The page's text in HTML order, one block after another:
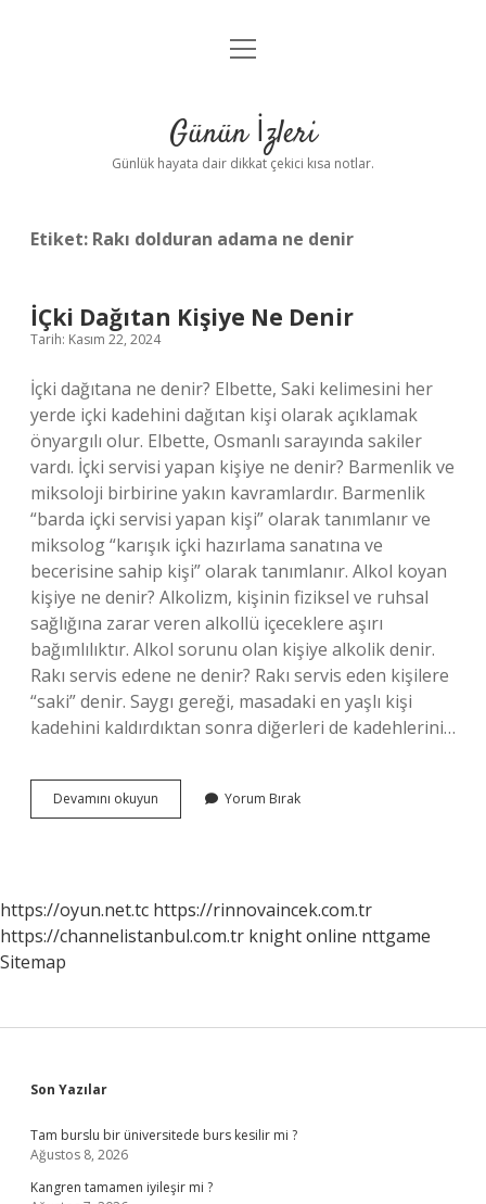
Anasayfa
Yasal Uyarı
menüyü
Günün İzleri
Günlük hayata dair dikkat çekici kısa notlar.
Etiket: Rakı dolduran adama ne denir
İÇki Dağıtan Kişiye Ne Denir
Tarih: Kasım 22, 2024
İçki dağıtana ne denir? Elbette, Saki kelimesini her
yerde içki kadehini dağıtan kişi olarak açıklamak
önyargılı olur. Elbette, Osmanlı sarayında sakiler
vardı. İçki servisi yapan kişiye ne denir? Barmenlik ve
miksoloji birbirine yakın kavramlardır. Barmenlik
“barda içki servisi yapan kişi” olarak tanımlanır ve
miksolog “karışık içki hazırlama sanatına ve
becerisine sahip kişi” olarak tanımlanır. Alkol koyan
kişiye ne denir? Alkolizm, kişinin fiziksel ve ruhsal
sağlığına zarar veren alkollü içeceklere aşırı
bağımlılıktır. Alkol sorunu olan kişiye alkolik denir.
Rakı servis edene ne denir? Rakı servis eden kişilere
“saki” denir. Saygı gereği, masadaki en yaşlı kişi
kadehini kaldırdıktan sonra diğerleri de kadehlerini…
Devamını okuyun
Dağıtan
Yorum Bırak
https://oyun.net.tc https://rinnovaincek.com.tr
https://channelistanbul.com.tr knight online nttgame
Sitemap
Sidebar
Son Yazılar
Tam burslu bir üniversitede burs kesilir mi ?
Ağustos 8, 2026
Kangren tamamen iyileşir mi ?